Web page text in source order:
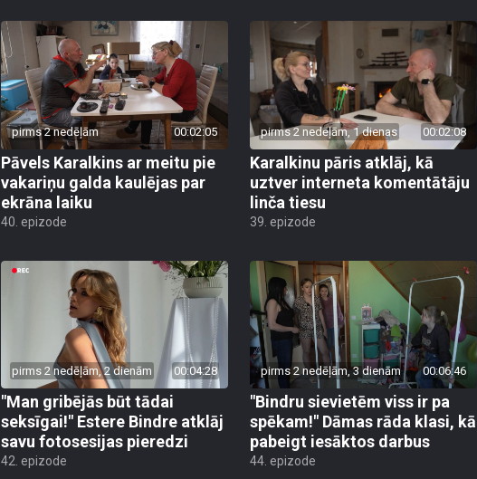
pirms 2 nedēļām 00:02:05
Pāvels Karalkins ar meitu pie
vakariņu galda kaulējas par
ekrāna laiku
40. epizode
pirms 2 nedēļām, 1 dienas 00:02:08
Karalkinu pāris atklāj, kā
uztver interneta komentātāju
linča tiesu
39. epizode
pirms 2 nedēļām, 2 dienām 00:04:28
"Man gribējās būt tādai
seksīgai!" Estere Bindre atklāj
savu fotosesijas pieredzi
42. epizode
pirms 2 nedēļām, 3 dienām 00:06:46
"Bindru sievietēm viss ir pa
spēkam!" Dāmas rāda klasi, kā
pabeigt iesāktos darbus
44. epizode